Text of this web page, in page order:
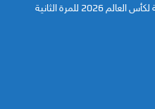
إسبانيا تتوج بطلة لكأس العالم 2026 للمرة الثانية